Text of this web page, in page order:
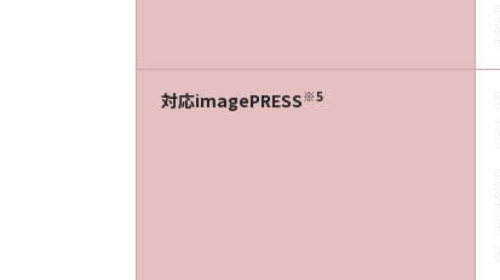
対応imagePRESS※5